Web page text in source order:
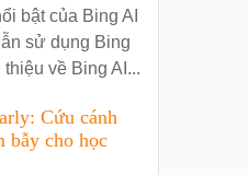
bật của Bing AI
sử dụng Bing
về Bing AI...
Cứu cánh
bẫy cho học